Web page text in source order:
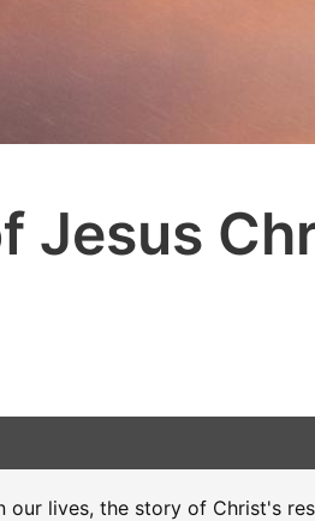
Jesus
lives, the story of Christ's